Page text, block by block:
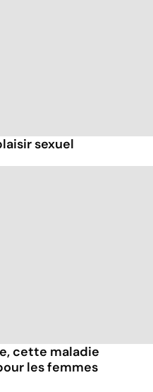
sexuel
cette maladie
les femmes